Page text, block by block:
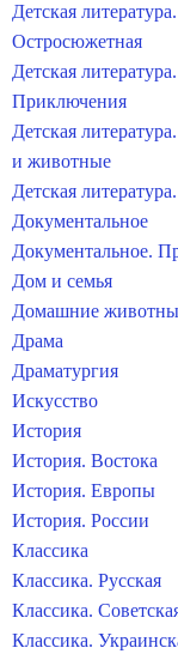
Детская литература.
Остросюжетная
Детская литература.
Приключения
Детская
и животные
Детская
Документальное
Документальное.
Дом и семья
Домашние
Драма
Драматургия
Искусство
История
История. Востока
История. Европы
История. России
Классика
Классика. Русская
Классика.
Классика.